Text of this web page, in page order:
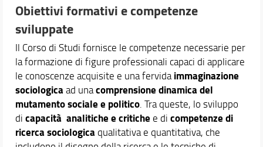
Obiettivi formativi e competenze
sviluppate
Il Corso di Studi fornisce le competenze necessarie per
la formazione di figure professionali capaci di applicare
le conoscenze acquisite e una fervidaimmaginazione
sociologicaad unacomprensione dinamica del
mutamento sociale e politico. Tra queste, lo sviluppo
di capacità analitiche e critiche e di competenze di
ricerca sociologicaqualitativa e quantitativa, che